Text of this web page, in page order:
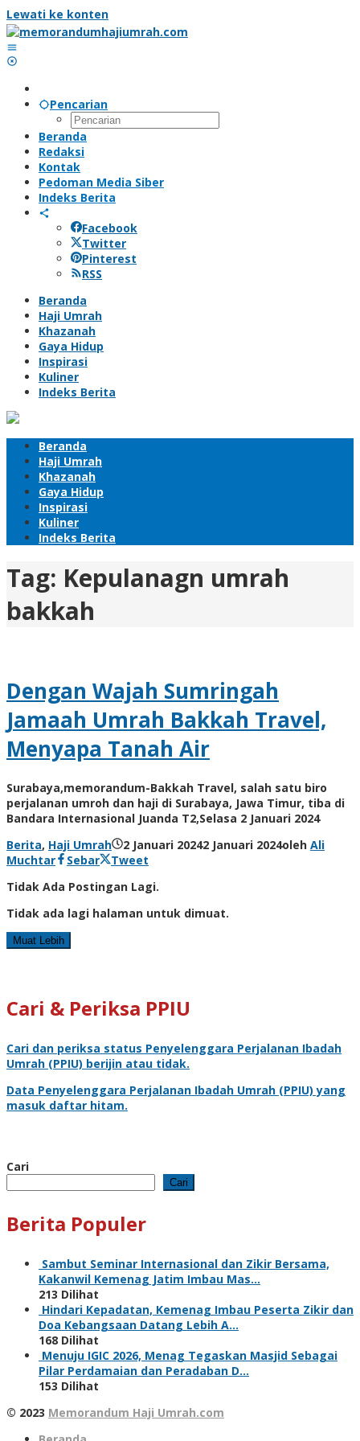
Lewati ke konten
Pencarian
Beranda
Redaksi
Kontak
Pedoman Media Siber
Indeks Berita
Facebook
Twitter
Pinterest
RSS
Beranda
Haji Umrah
Khazanah
Gaya Hidup
Inspirasi
Kuliner
Indeks Berita
Beranda
Haji Umrah
Khazanah
Gaya Hidup
Inspirasi
Kuliner
Indeks Berita
Tag: Kepulanagn umrah
bakkah
Dengan Wajah Sumringah
Jamaah Umrah Bakkah Travel,
Menyapa Tanah Air
Surabaya,memorandum-Bakkah Travel, salah satu biro
perjalanan umroh dan haji di Surabaya, Jawa Timur, tiba di
Bandara Internasional Juanda T2,Selasa 2 Januari 2024
Berita, Haji Umrah 2 Januari 20242 Januari 2024oleh Ali
Muchtar
Sebar
Tweet
Tidak Ada Postingan Lagi.
Tidak ada lagi halaman untuk dimuat.
Muat Lebih
Cari & Periksa PPIU
Cari dan periksa status Penyelenggara Perjalanan Ibadah
Umrah (PPIU) berijin atau tidak.
Data Penyelenggara Perjalanan Ibadah Umrah (PPIU) yang
masuk daftar hitam.
Cari
Cari
Berita Populer
Sambut Seminar Internasional dan Zikir Bersama,
Kakanwil Kemenag Jatim Imbau Mas…
213 Dilihat
Hindari Kepadatan, Kemenag Imbau Peserta Zikir dan
Doa Kebangsaan Datang Lebih A…
168 Dilihat
Menuju IGIC 2026, Menag Tegaskan Masjid Sebagai
Pilar Perdamaian dan Peradaban D…
153 Dilihat
© 2023 Memorandum Haji Umrah.com